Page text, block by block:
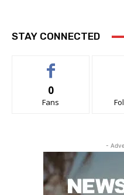
STAY CONNECTED
0
Fans
-